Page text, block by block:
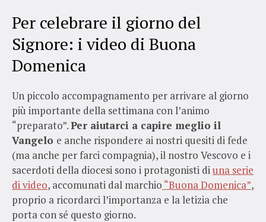
Per celebrare il giorno del
Signore: i video di Buona
Domenica
Un piccolo accompagnamento per arrivare al giorno
più importante della settimana con l’animo
“preparato”.Per aiutarci a capire meglio il
Vangelo e anche rispondere ai nostri quesiti di fede
(ma anche per farci compagnia), il nostro Vescovo e i
sacerdoti della diocesi sono i protagonisti diuna serie
di video, accomunati dal marchio “Buona Domenica”,
proprio a ricordarci l’importanza e la letizia che
porta con sé questo giorno.